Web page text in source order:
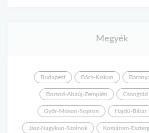
Megyék
Budapest Bács-Kiskun
Borsod-Abaúj-Zemplén Csongrád
Győr-Moson-Sopron Hajdú-Bihar
Jász-Nagykun-Szolnok Komárom-